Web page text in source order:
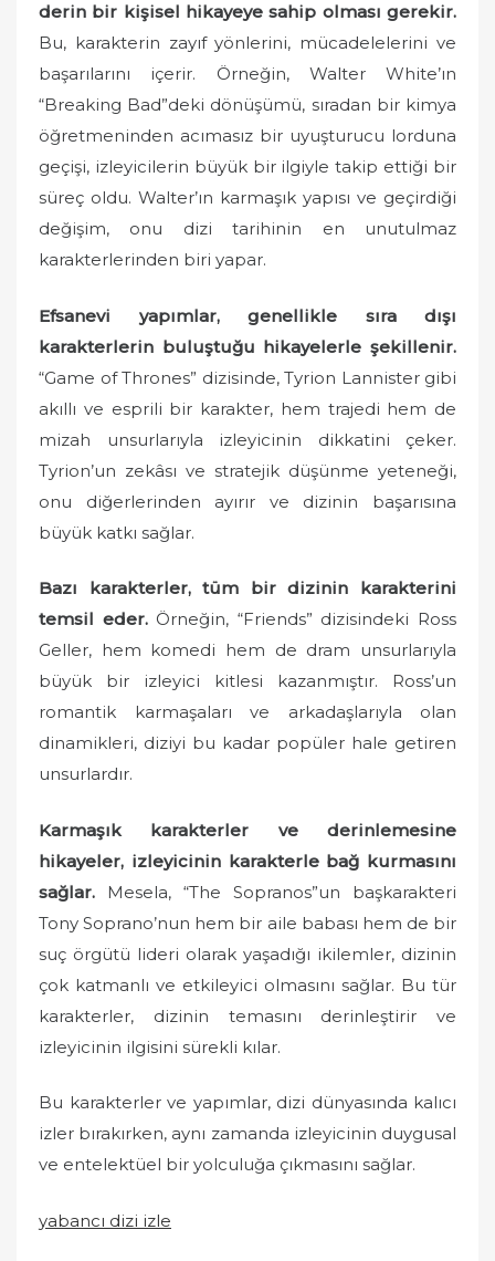
derin bir kişisel hikayeye sahip olması gerekir.
Bu, karakterin zayıf yönlerini, mücadelelerini ve
başarılarını içerir. Örneğin, Walter White’ın
“Breaking Bad”deki dönüşümü, sıradan bir kimya
öğretmeninden acımasız bir uyuşturucu lorduna
geçişi, izleyicilerin büyük bir ilgiyle takip ettiği bir
süreç oldu. Walter’ın karmaşık yapısı ve geçirdiği
değişim, onu dizi tarihinin en unutulmaz
karakterlerinden biri yapar.
Efsanevi yapımlar, genellikle sıra dışı
karakterlerin buluştuğu hikayelerle şekillenir.
“Game of Thrones” dizisinde, Tyrion Lannister gibi
akıllı ve esprili bir karakter, hem trajedi hem de
mizah unsurlarıyla izleyicinin dikkatini çeker.
Tyrion’un zekâsı ve stratejik düşünme yeteneği,
onu diğerlerinden ayırır ve dizinin başarısına
büyük katkı sağlar.
Bazı karakterler, tüm bir dizinin karakterini
temsil eder.Örneğin, “Friends” dizisindeki Ross
Geller, hem komedi hem de dram unsurlarıyla
büyük bir izleyici kitlesi kazanmıştır. Ross’un
romantik karmaşaları ve arkadaşlarıyla olan
dinamikleri, diziyi bu kadar popüler hale getiren
unsurlardır.
Karmaşık karakterler ve derinlemesine
hikayeler, izleyicinin karakterle bağ kurmasını
sağlar. Mesela, “The Sopranos”un başkarakteri
Tony Soprano’nun hem bir aile babası hem de bir
suç örgütü lideri olarak yaşadığı ikilemler, dizinin
çok katmanlı ve etkileyici olmasını sağlar. Bu tür
karakterler, dizinin temasını derinleştirir ve
izleyicinin ilgisini sürekli kılar.
Bu karakterler ve yapımlar, dizi dünyasında kalıcı
izler bırakırken, aynı zamanda izleyicinin duygusal
ve entelektüel bir yolculuğa çıkmasını sağlar.
yabancı dizi izle